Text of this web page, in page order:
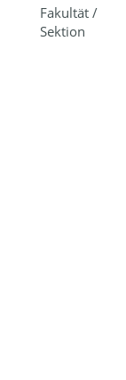
Fakultät /
Sektion